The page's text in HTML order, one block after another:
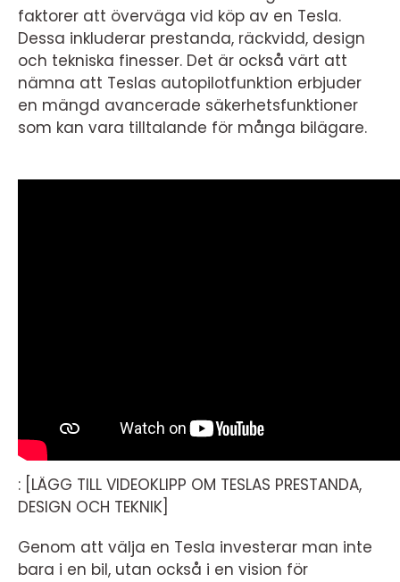
faktorer att överväga vid köp av en Tesla.
Dessa inkluderar prestanda, räckvidd, design
och tekniska finesser. Det är också värt att
nämna att Teslas autopilotfunktion erbjuder
en mängd avancerade säkerhetsfunktioner
som kan vara tilltalande för många bilägare.
: [LÄGG TILL VIDEOKLIPP OM TESLAS PRESTANDA,
DESIGN OCH TEKNIK]
Genom att välja en Tesla investerar man inte
bara i en bil, utan också i en vision för